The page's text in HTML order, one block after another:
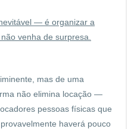
— é organizar a
venha de surpresa.
mas de uma
não elimina locação —
pessoas físicas que
haverá pouco